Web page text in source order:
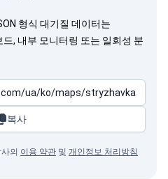
형식 대기질 데이터는
, 내부 모니터링 또는 일회성 분
복사
의 이용 약관 및 개인정보 처리방침